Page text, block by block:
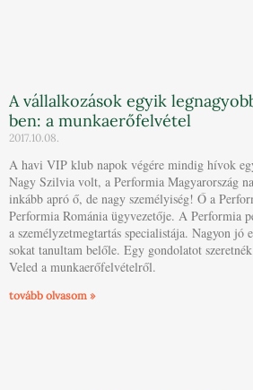
A vállalkozások egyik
ben: a munkaerőfelvétel
2017.10.08.
A havi VIP klub napok végére mindig hívok
Nagy Szilvia volt, a Performia Magyarország
inkább apró ő, de nagy személyiség! Ő a
Performia Románia ügyvezetője. A Performia
a személyzetmegtartás specialistája. Nagyon
sokat tanultam belőle. Egy gondolatot
Veled a munkaerőfelvételről.
tovább olvasom »